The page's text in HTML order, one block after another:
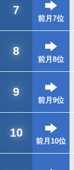
7
前月7位
8
前月8位
9
前月9位
10
前月10位